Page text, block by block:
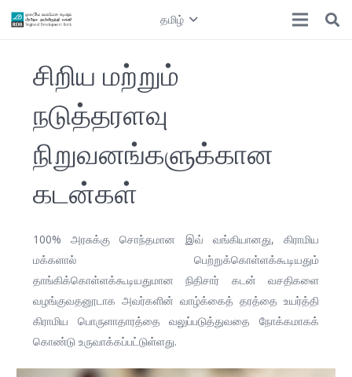
தமிழ்
சிறிய மற்றும்
நடுத்தரளவு
நிறுவனங்களுக்கான
கடன்கள்
100% அரசுக்கு சொந்தமான இவ் வங்கியானது, கிராமிய
மக்களால் பெற்றுக்கொள்ளக்கூடியதும்
தாங்கிக்கொள்ளக்கூடியதுமான நிதிசார் கடன் வசதிகளை
வழங்குவதனூடாக அவர்களின் வாழ்க்கைத் தரத்தை உயர்த்தி
கிராமிய பொருளாதாரத்தை வலுப்படுத்துவதை நோக்கமாகக்
கொண்டு உருவாக்கப்பட்டுள்ளது.